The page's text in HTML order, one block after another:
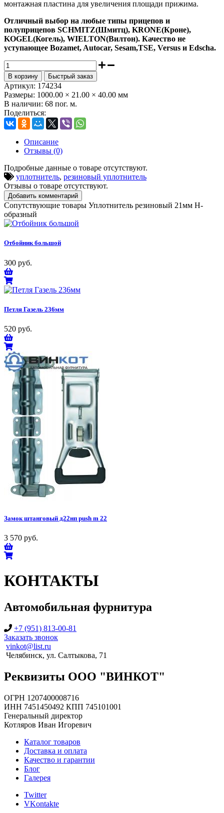
монтажная пластина для увеличения площади прижима.
Отличный выбор на любые типы прицепов и
полуприцепов SCHMITZ(Шмитц), KRONE(Кроне),
KOGEL(Когель), WIELTON(Вилтон). Качество не
уступающее Bozamet, Autocar, Sesam,TSE, Versus и Edscha.
В корзину Быстрый заказ
Артикул: 174234
Размеры: 1000.00 × 21.00 × 40.00 мм
В наличии: 68 пог. м.
Поделиться:
Описание
Отзывы (0)
Подробные данные о товаре отсутствуют.
уплотнитель, резиновый уплотнитель
Отзывы о товаре отсутствуют.
Добавить комментарий
Сопутствующие товары Уплотнитель резиновый 21мм Н-
образный
Отбойник большой
300 руб.
Петля Газель 236мм
520 руб.
Замок штанговый д22нп push m 22
3 570 руб.
КОНТАКТЫ
Автомобильная фурнитура
+7 (951) 813-00-81
Заказать звонок
vinkot@list.ru
Челябинск, ул. Салтыкова, 71
Реквизиты ООО "ВИНКОТ"
ОГРН 1207400008716
ИНН 7451450492 КПП 745101001
Генеральный директор
Котляров Иван Игоревич
Каталог товаров
Доставка и оплата
Качество и гарантии
Блог
Галерея
Twitter
VKontakte